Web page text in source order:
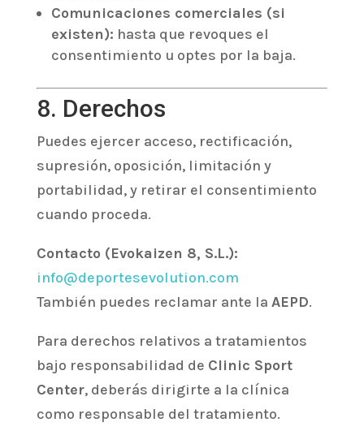
Comunicaciones comerciales (si
existen): hasta que revoques el
consentimiento u optes por la baja.
8. Derechos
Puedes ejercer acceso, rectificación,
supresión, oposición, limitación y
portabilidad, y retirar el consentimiento
cuando proceda.
Contacto (Evokaizen 8, S.L.):
info@deportesevolution.com
También puedes reclamar ante la AEPD.
Para derechos relativos a tratamientos
bajo responsabilidad de Clinic Sport
Center, deberás dirigirte a la clínica
como responsable del tratamiento.